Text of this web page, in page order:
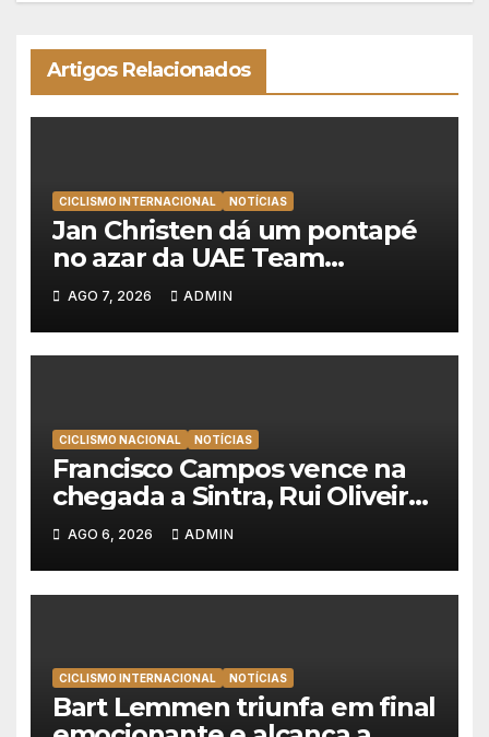
Artigos Relacionados
CICLISMO INTERNACIONAL NOTÍCIAS
Jan Christen dá um pontapé
no azar da UAE Team
Emirates e vence na Volta a
Polónia
AGO 7, 2026 ADMIN
CICLISMO NACIONAL NOTÍCIAS
Francisco Campos vence na
chegada a Sintra, Rui Oliveira
veste de amarelo na Volta a
Portugal
AGO 6, 2026 ADMIN
CICLISMO INTERNACIONAL NOTÍCIAS
Bart Lemmen triunfa em final